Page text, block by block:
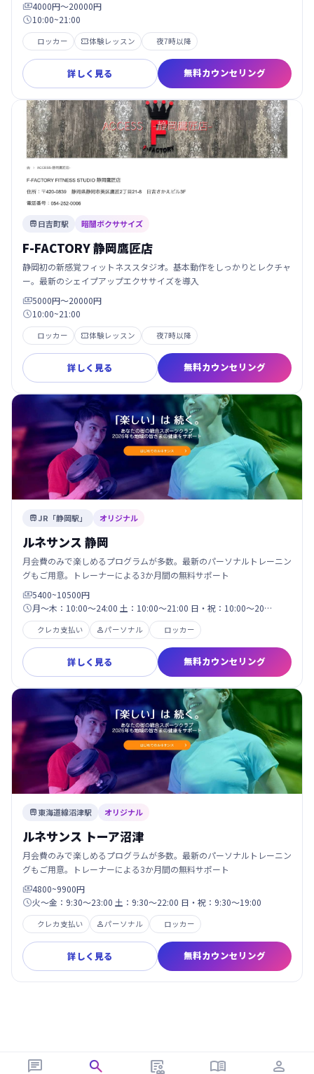
4000円～20000円
10:00~21:00
ロッカー 体験レッスン 夜7時以降
詳しく見る 無料カウンセリング
 日吉町駅 暗闇ボクササイズ
F-FACTORY 静岡鷹匠店
静岡初の新感覚フィットネススタジオ。基本動作をしっかりとレクチャ
ー。最新のシェイプアップエクササイズを導入
5000円〜20000円
10:00~21:00
ロッカー 体験レッスン 夜7時以降
詳しく見る 無料カウンセリング
 JR「静岡駅」 オリジナル
ルネサンス 静岡
月会費のみで楽しめるプログラムが多数。最新のパーソナルトレーニン
グもご用意。トレーナーによる3か月間の無料サポート
5400~10500円
月～木：10:00～24:00 土：10:00～21:00 日・祝：10:00～20…
クレカ支払い パーソナル ロッカー
詳しく見る 無料カウンセリング
 東海道線沼津駅 オリジナル
ルネサンス トーア沼津
月会費のみで楽しめるプログラムが多数。最新のパーソナルトレーニン
グもご用意。トレーナーによる3か月間の無料サポート
4800~9900円
火～金：9:30～23:00 土：9:30～22:00 日・祝：9:30～19:00
クレカ支払い パーソナル ロッカー
詳しく見る 無料カウンセリング
    